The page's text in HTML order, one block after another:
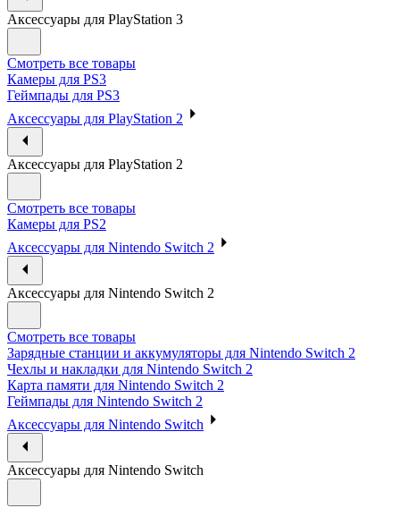
Аксессуары для PlayStation 3
Смотреть все товары
Камеры для PS3
Геймпады для PS3
Аксессуары для PlayStation 2
Аксессуары для PlayStation 2
Смотреть все товары
Камеры для PS2
Аксессуары для Nintendo Switch 2
Аксессуары для Nintendo Switch 2
Смотреть все товары
Зарядные станции и аккумуляторы для Nintendo Switch 2
Чехлы и накладки для Nintendo Switch 2
Карта памяти для Nintendo Switch 2
Геймпады для Nintendo Switch 2
Аксессуары для Nintendo Switch
Аксессуары для Nintendo Switch